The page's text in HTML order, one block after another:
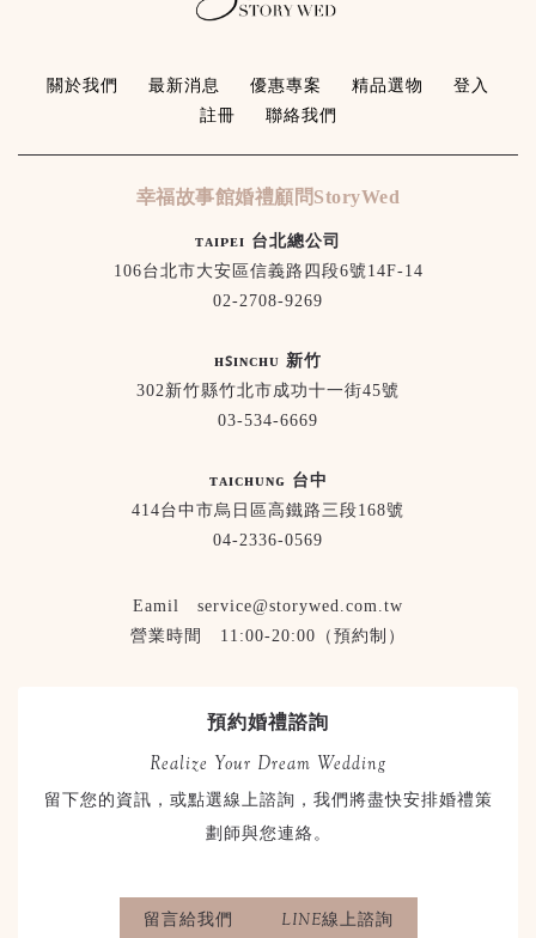
關於我們 最新消息 優惠專案 精品選物
登入
註冊
聯絡我們
幸福故事館婚禮顧問StoryWed
ᴛᴀɪᴘᴇɪ 台北總公司
106台北市大安區信義路四段6號14F-14
02-2708-9269
ʜꜱɪɴᴄʜᴜ 新竹
302新竹縣竹北市成功十一街45號
03-534-6669
ᴛᴀɪᴄʜᴜɴɢ 台中
414台中市烏日區高鐵路三段168號
04-2336-0569
Eamil service@storywed.com.tw
營業時間 11:00-20:00（預約制）
預約婚禮諮詢
Realize Your Dream Wedding
留下您的資訊，或點選線上諮詢，我們將盡快安排婚禮策
劃師與您連絡。
留言給我們 LINE線上諮詢